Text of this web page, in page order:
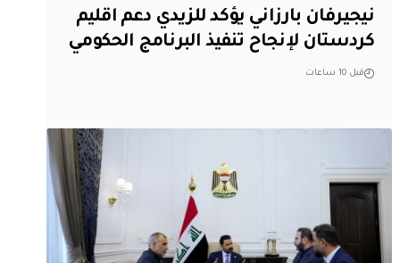
نيجيرفان بارزاني يؤكد للزيدي دعم اقليم
‏كردستان لإنجاح تنفيذ البرنامج الحكومي
قبل 10 ساعات